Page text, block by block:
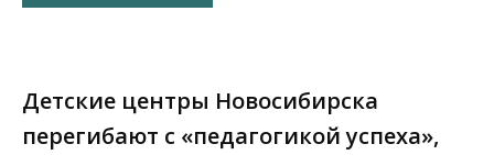
Детские центры Новосибирска
перегибают с «педагогикой успеха»,